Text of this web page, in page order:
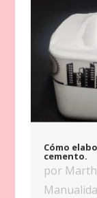
Cómo
cemento.
por